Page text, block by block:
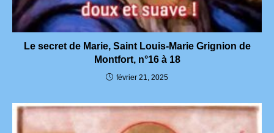
Le secret de Marie, Saint Louis-Marie Grignion de
Montfort, n°16 à 18
février 21, 2025